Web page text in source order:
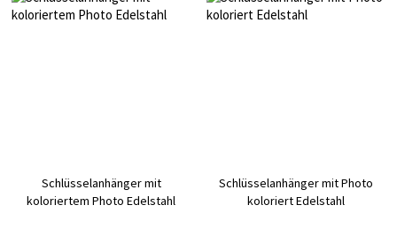
Schlüsselanhänger mit
koloriertem Photo Edelstahl
Schlüsselanhänger mit Photo
koloriert Edelstahl